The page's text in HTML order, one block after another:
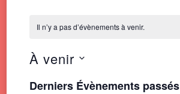
Il n’y a pas d’évènements à venir.
À venir
une
Derniers Évènements passés